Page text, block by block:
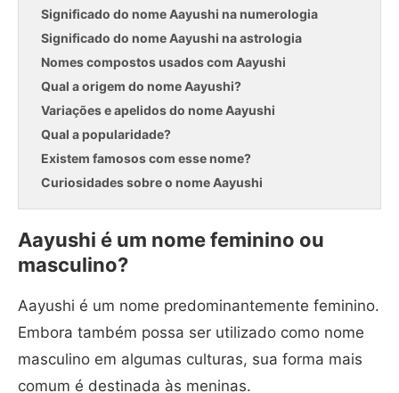
Significado do nome Aayushi na numerologia
Significado do nome Aayushi na astrologia
Nomes compostos usados com Aayushi
Qual a origem do nome Aayushi?
Variações e apelidos do nome Aayushi
Qual a popularidade?
Existem famosos com esse nome?
Curiosidades sobre o nome Aayushi
Aayushi é um nome feminino ou
masculino?
Aayushi é um nome predominantemente feminino.
Embora também possa ser utilizado como nome
masculino em algumas culturas, sua forma mais
comum é destinada às meninas.